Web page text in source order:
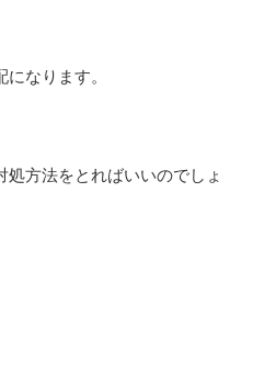
なります。
方法をとればいいのでしょ